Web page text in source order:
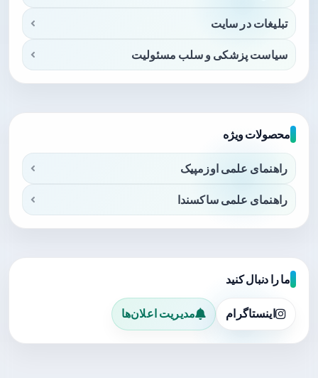
تبلیغات در سایت
سیاست پزشکی و سلب مسئولیت
محصولات ویژه
راهنمای علمی اوزمپیک
راهنمای علمی ساکسندا
ما را دنبال کنید
اینستاگرام مدیریت اعلان‌ها